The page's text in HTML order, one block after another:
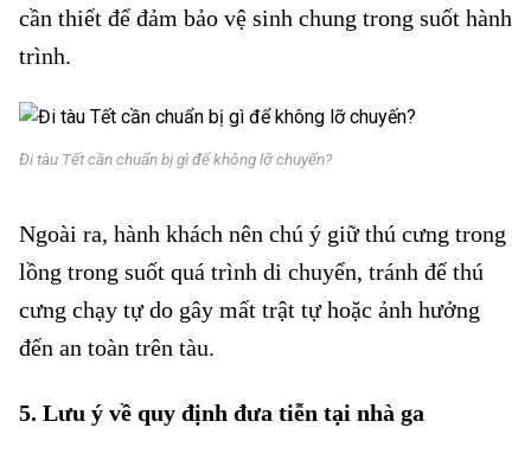
cần thiết để đảm bảo vệ sinh chung trong suốt hành
trình.
Đi tàu Tết cần chuẩn bị gì để không lỡ chuyến?
Ngoài ra, hành khách nên chú ý giữ thú cưng trong
lồng trong suốt quá trình di chuyển, tránh để thú
cưng chạy tự do gây mất trật tự hoặc ảnh hưởng
đến an toàn trên tàu.
5. Lưu ý về quy định đưa tiễn tại nhà ga